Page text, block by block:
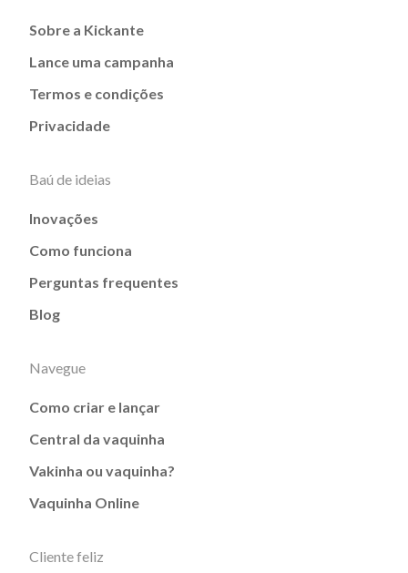
Sobre a Kickante
Lance uma campanha
Termos e condições
Privacidade
Baú de ideias
Inovações
Como funciona
Perguntas frequentes
Blog
Navegue
Como criar e lançar
Central da vaquinha
Vakinha ou vaquinha?
Vaquinha Online
Cliente feliz